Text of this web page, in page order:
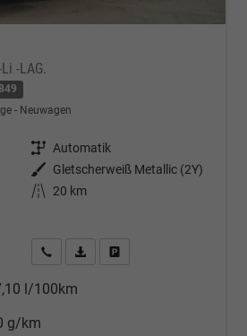
-LAG.
Neuwagen
Getriebe Automatik
Außenfarbe Gletscherweiß Metallic (2Y)
Kilometerstand 20 km
Kontakt & Angebot anfordern
PDF-Datei, Fahrzeugexposé
Fahrzeug merken/Expose
l/100km
g/km